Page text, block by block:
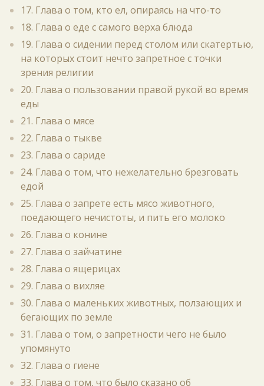
17. Глава о том, кто ел, опираясь на что-то
18. Глава о еде с самого верха блюда
19. Глава о сидении перед столом или скатертью,
на которых стоит нечто запретное с точки
зрения религии
20. Глава о пользовании правой рукой во время
еды
21. Глава о мясе
22. Глава о тыкве
23. Глава о сариде
24. Глава о том, что нежелательно брезговать
едой
25. Глава о запрете есть мясо животного,
поедающего нечистоты, и пить его молоко
26. Глава о конине
27. Глава о зайчатине
28. Глава о ящерицах
29. Глава о вихляе
30. Глава о маленьких животных, ползающих и
бегающих по земле
31. Глава о том, о запретности чего не было
упомянуто
32. Глава о гиене
33. Глава о том, что было сказано об